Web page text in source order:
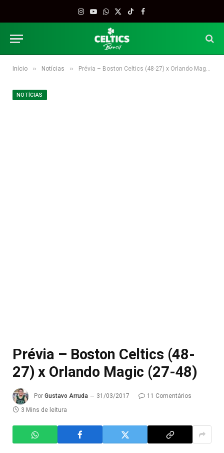
Instagram
YouTube
WhatsApp
X
TikTokFacebook
Início » Notícias » Prévia – Boston Celtics (48-27) x Orlando Magic (27-48)
NOTÍCIAS
Prévia – Boston Celtics (48-
27) x Orlando Magic (27-48)
Por Gustavo Arruda 31/03/2017
11 Comentários
3 Mins de leitura